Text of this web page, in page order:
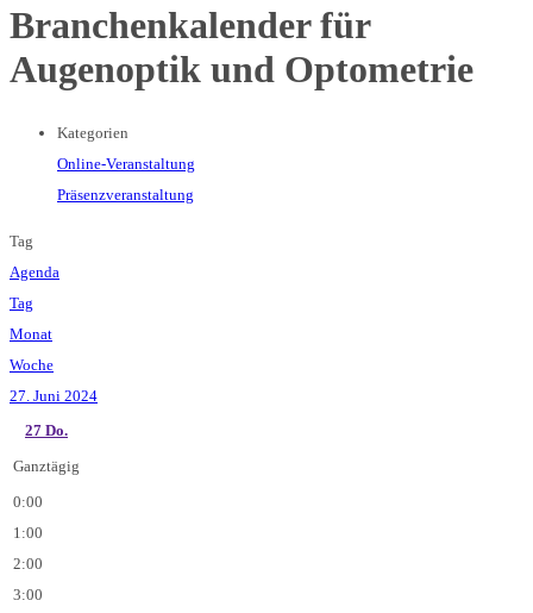
Branchenkalender für
Augenoptik und Optometrie
Kategorien
Online-Veranstaltung
Präsenzveranstaltung
Tag
Agenda
Tag
Monat
Woche
27. Juni 2024
27 Do.
Ganztägig
0:00
1:00
2:00
3:00